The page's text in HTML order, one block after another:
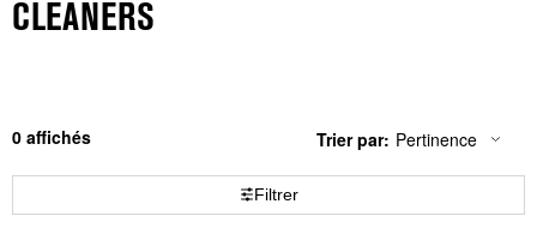
CLEANERS
0
Content
Trier par:
Changing
Pertinence
Filtrer